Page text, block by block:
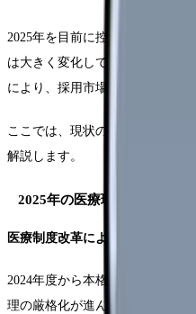
2025年を目前に控え、無床診療
は大きく変化しています。医師
により、採用市場はこれまでに
ここでは、現状の課題と採用成
解説します。
2025年の医療環境における採
医療制度改革による影響
2024年度から本格施行された医
理の厳格化が進んでいます。こ